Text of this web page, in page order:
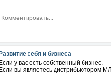
Развитие себя и бизнеса
Если у вас есть собственный бизнес.
Если вы являетесь дистрибьютором